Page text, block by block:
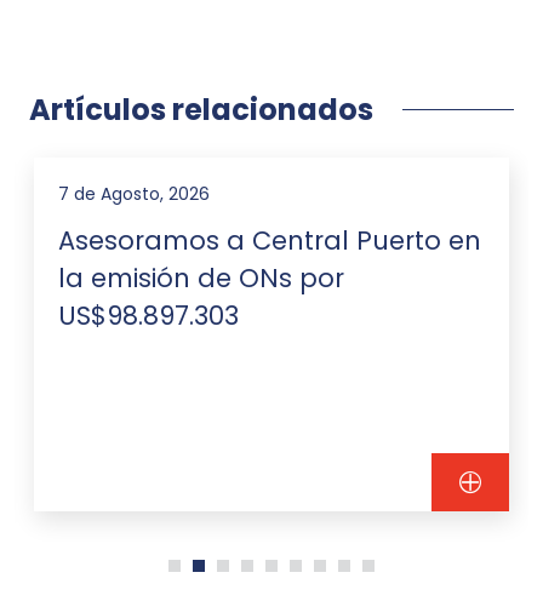
Artículos relacionados
7 de Agosto, 2026
Asesoramos a Central Puerto en
la emisión de ONs por
US$98.897.303